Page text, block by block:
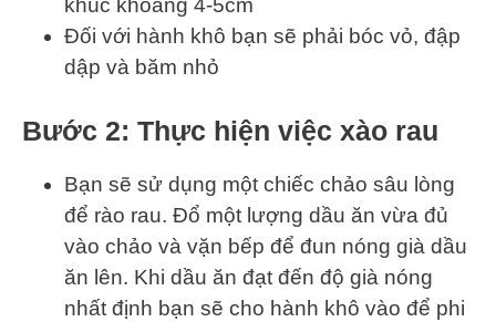
Đối với hành khô bạn sẽ phải bóc vỏ, đập
dập và băm nhỏ
Bước 2: Thực hiện việc xào rau
Bạn sẽ sử dụng một chiếc chảo sâu lòng
để rào rau. Đổ một lượng dầu ăn vừa đủ
vào chảo và vặn bếp để đun nóng già dầu
ăn lên. Khi dầu ăn đạt đến độ già nóng
nhất định bạn sẽ cho hành khô vào để phi